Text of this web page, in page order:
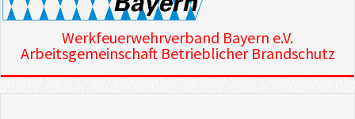
Werkfeuerwehrverband Bayern e.V.
Arbeitsgemeinschaft Betrieblicher Brandschutz